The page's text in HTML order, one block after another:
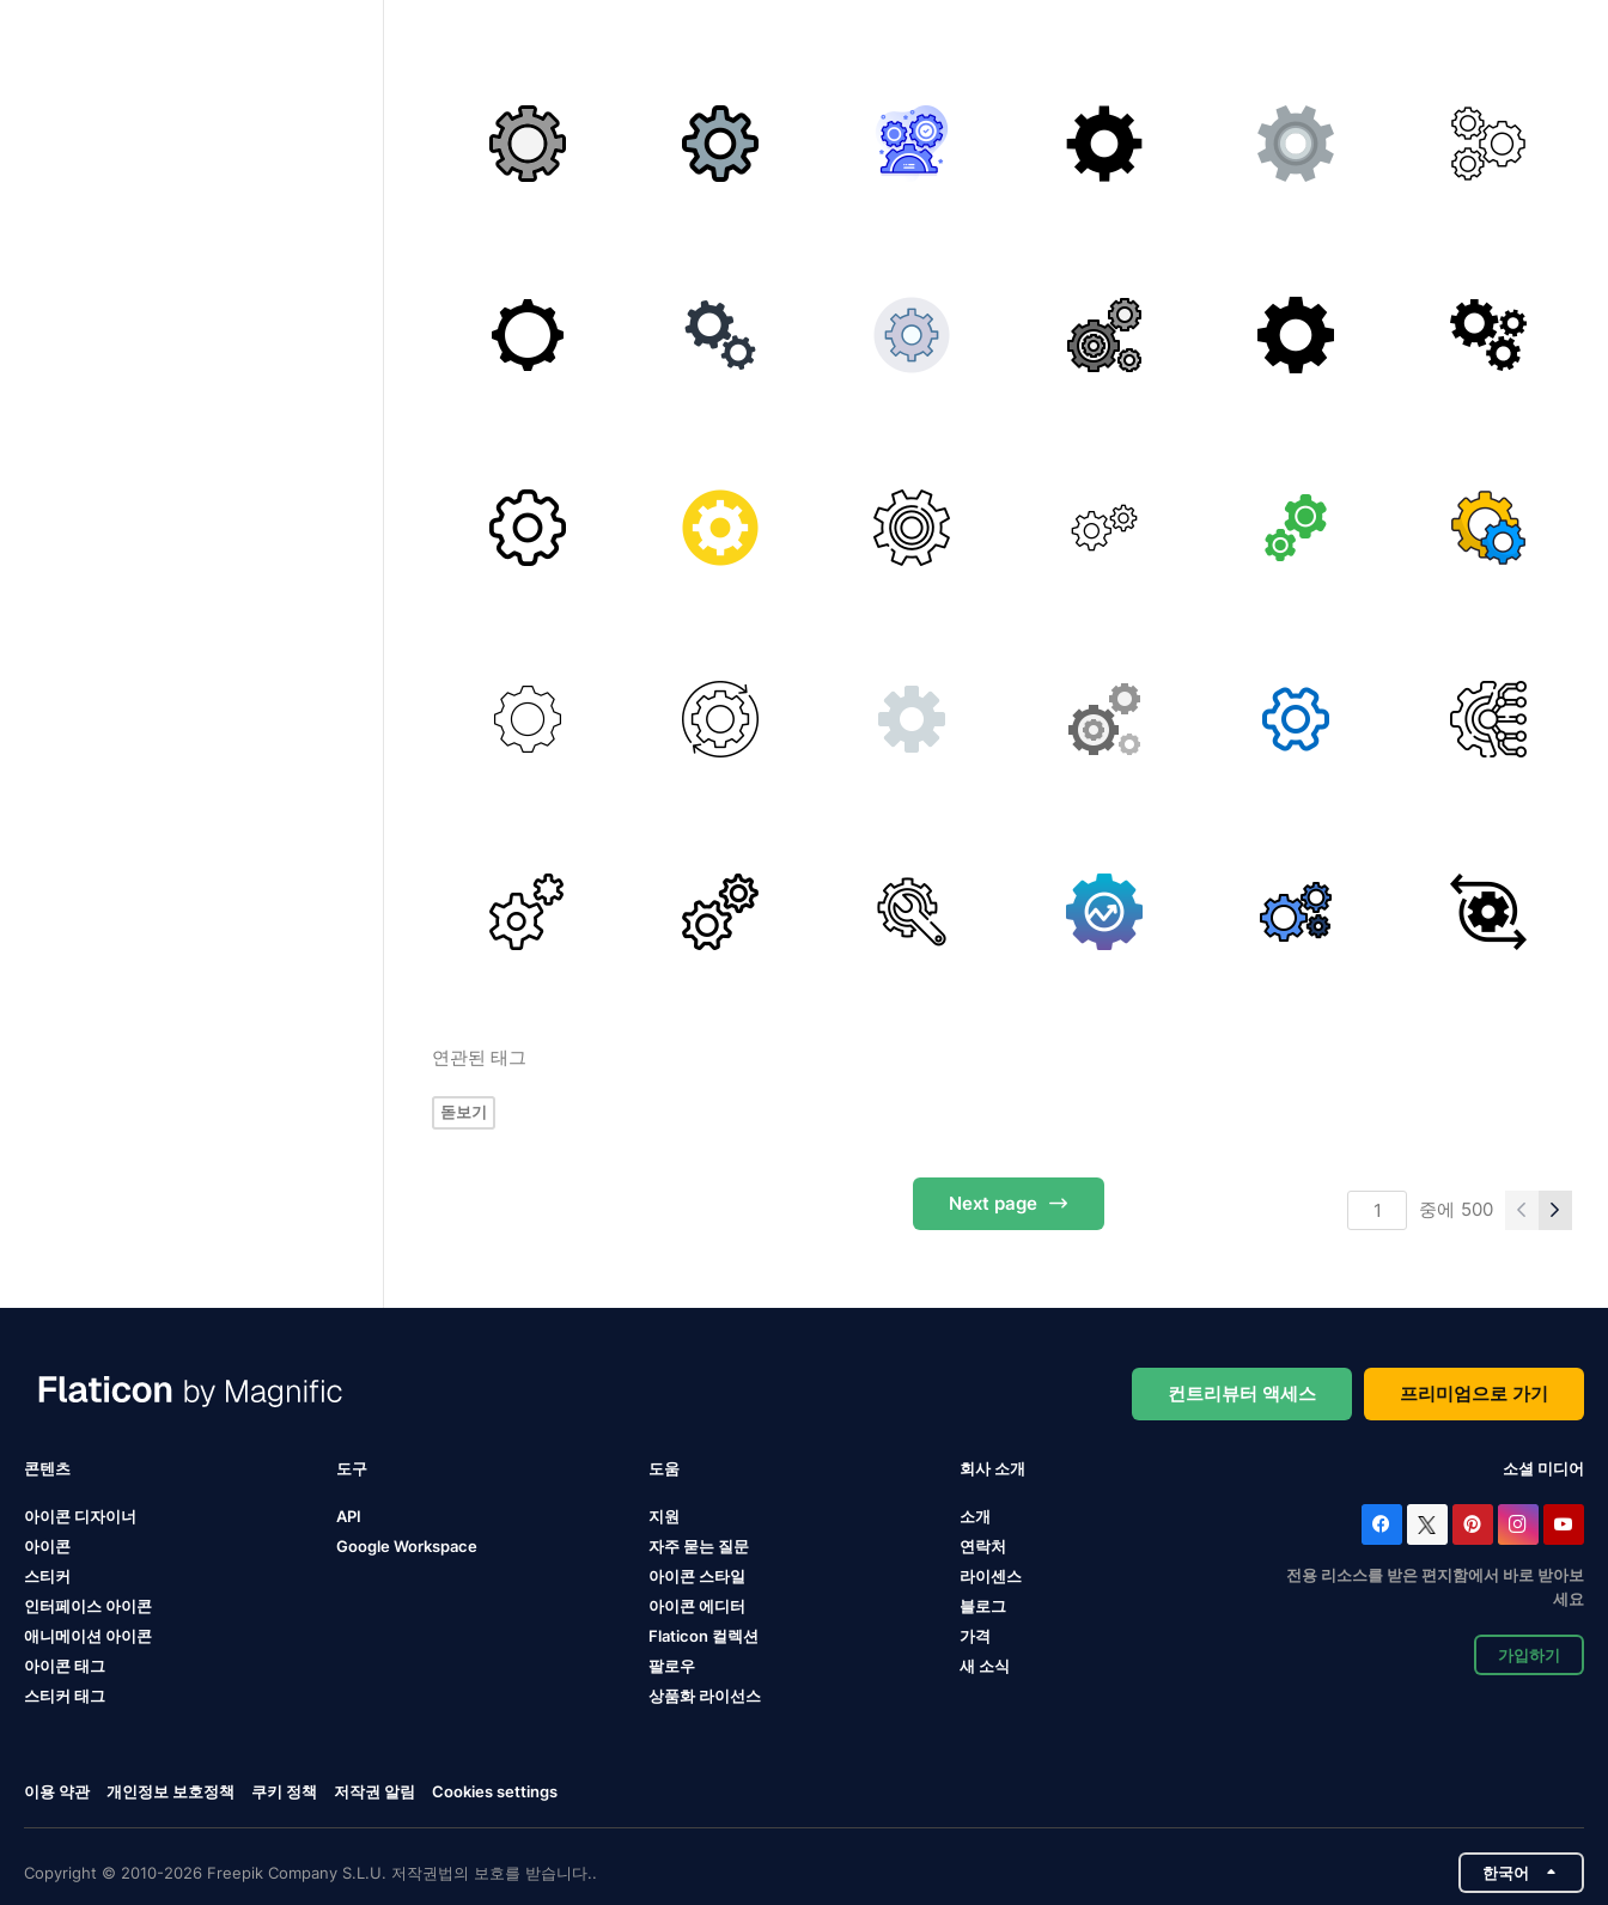
연관된 태그
돋보기
Next page 중에 500
컨트리뷰터 액세스 프리미엄으로 가기
콘텐츠
아이콘 디자이너
아이콘
스티커
인터페이스 아이콘
애니메이션 아이콘
아이콘 태그
스티커 태그
도구
API
Google Workspace
도움
지원
자주 묻는 질문
아이콘 스타일
아이콘 에디터
Flaticon 컬렉션
팔로우
상품화 라이선스
회사 소개
소개
연락처
라이센스
블로그
가격
새 소식
소셜 미디어
전용 리소스를 받은 편지함에서 바로 받아보
세요
가입하기
이용 약관 개인정보 보호정책 쿠키 정책 저작권 알림 Cookies settings
Copyright © 2010-2026 Freepik Company S.L.U. 저작권법의 보호를 받습니다.. 한국어